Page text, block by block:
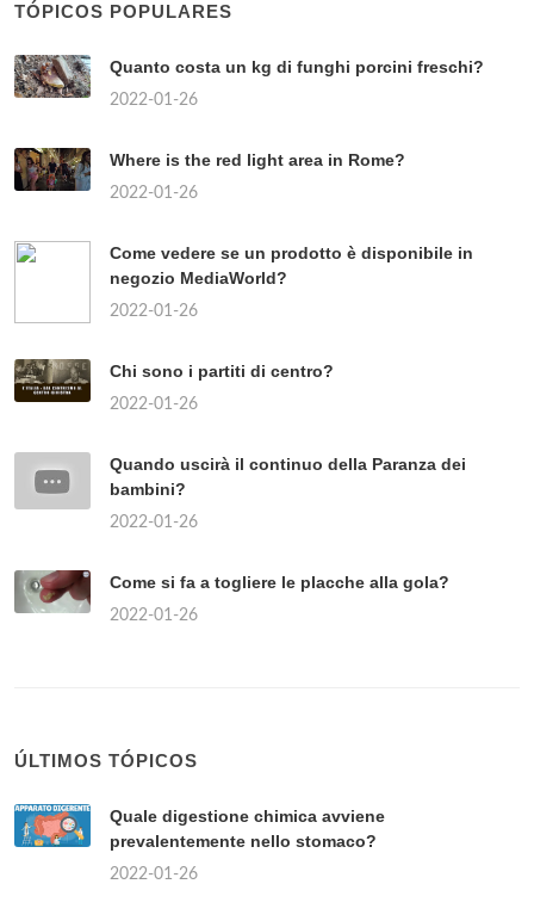
TÓPICOS POPULARES
Quanto costa un kg di funghi porcini freschi?
2022-01-26
Where is the red light area in Rome?
2022-01-26
Come vedere se un prodotto è disponibile in
negozio MediaWorld?
2022-01-26
Chi sono i partiti di centro?
2022-01-26
Quando uscirà il continuo della Paranza dei
bambini?
2022-01-26
Come si fa a togliere le placche alla gola?
2022-01-26
ÚLTIMOS TÓPICOS
Quale digestione chimica avviene
prevalentemente nello stomaco?
2022-01-26